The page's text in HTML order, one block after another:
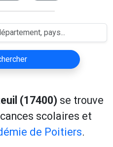
(17400) se trouve
scolaires et
de Poitiers.